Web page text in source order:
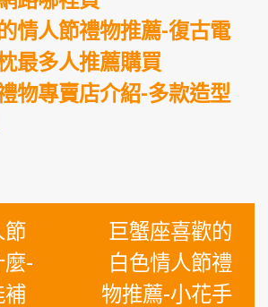
情人節禮物推薦-復古電
最多人推薦購買
物專賣店介紹-多款造型
節
麼-
補
巨蟹座喜歡的
白色情人節禮
物推薦-小花手